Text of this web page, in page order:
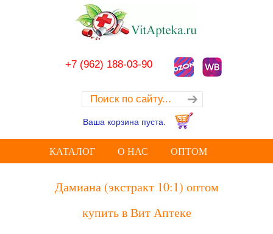
+7 (962) 188-03-90
Ваша корзина пуста.
КАТАЛОГ О НАС ОПТОМ
Дамиана (экстракт 10:1) оптом
купить в Вит Аптеке